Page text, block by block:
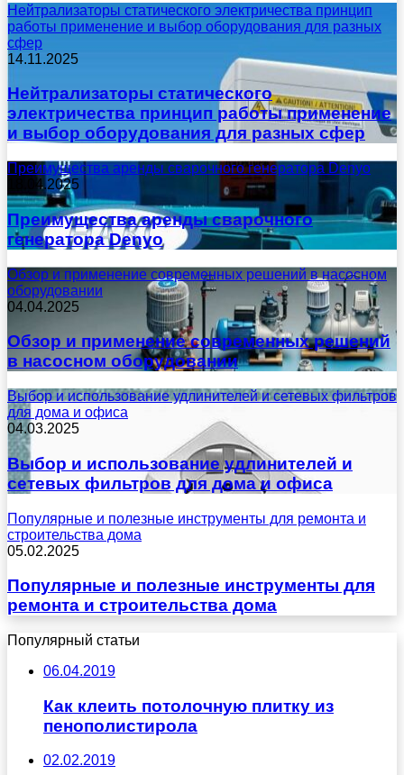
Нейтрализаторы статического электричества принцип
работы применение и выбор оборудования для разных
сфер
14.11.2025
Нейтрализаторы статического
электричества принцип работы применение
и выбор оборудования для разных сфер
Преимущества аренды сварочного генератора Denyo
18.04.2025
Преимущества аренды сварочного
генератора Denyo
Обзор и применение современных решений в насосном
оборудовании
04.04.2025
Обзор и применение современных решений
в насосном оборудовании
Выбор и использование удлинителей и сетевых фильтров
для дома и офиса
04.03.2025
Выбор и использование удлинителей и
сетевых фильтров для дома и офиса
Популярные и полезные инструменты для ремонта и
строительства дома
05.02.2025
Популярные и полезные инструменты для
ремонта и строительства дома
Популярный статьи
06.04.2019
Как клеить потолочную плитку из
пенополистирола
02.02.2019